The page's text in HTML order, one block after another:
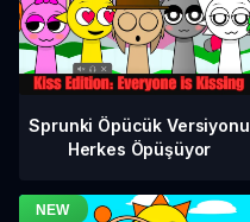
Sprunki Öpücük Versiyonu
Herkes Öpüşüyor